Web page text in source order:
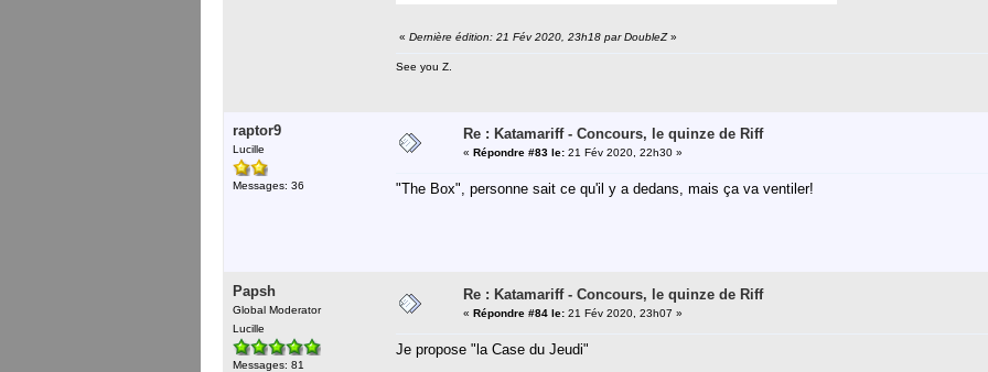
« Dernière édition: 21 Fév 2020, 23h18 par DoubleZ»
See you Z.
raptor9
Lucille
Messages: 36
Re : Katamariff - Concours, le quinze de Riff
« Répondre #83 le: 21 Fév 2020, 22h30 »
"The Box", personne sait ce qu'il y a dedans, mais ça va ventiler!
Papsh
Global Moderator
Lucille
Messages: 81
Re : Katamariff - Concours, le quinze de Riff
« Répondre #84 le: 21 Fév 2020, 23h07 »
Je propose "la Case du Jeudi"